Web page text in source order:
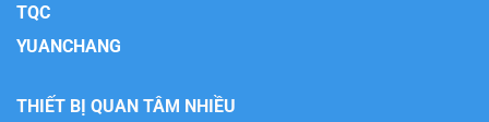
TQC
YUANCHANG
THIẾT BỊ QUAN TÂM NHIỀU